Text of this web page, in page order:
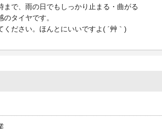
まで、雨の日でもしっかり止まる・曲がる
タイヤです。
ください。ほんとにいいですよ( ´艸｀)